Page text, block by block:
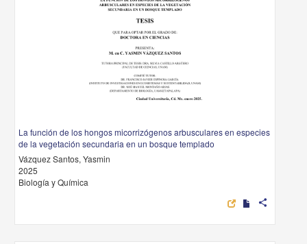
La función de los hongos micorrizógenos arbusculares en especies
de la vegetación secundaria en un bosque templado
Vázquez Santos, Yasmin
2025
Biología y Química
share